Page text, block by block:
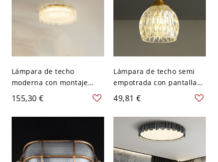
Lámpara de techo
moderna con montaje
empotrado en oro y
pantalla de vidrio
prismático - 110 A 120 V
155,30 €
Lámpara de techo semi
empotrada con pantalla
de vidrio prismático en
tono dorado moderno -
110 A 120 V
49,81 €